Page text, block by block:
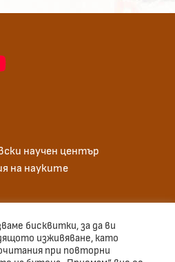
научен център
на науките
Sofia Sans
бисквитки, за да ви
изживяване, като
при повторни